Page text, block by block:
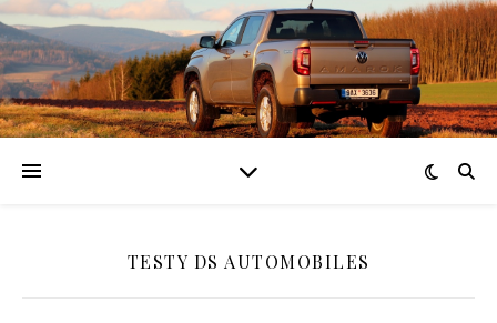
TESTY DS AUTOMOBILES